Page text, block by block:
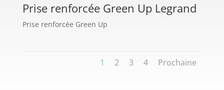
Prise renforcée Green Up Legrand
Prise renforcée Green Up
1 2 3 4 Prochaine